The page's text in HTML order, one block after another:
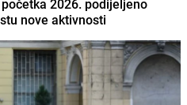
2026. podijeljeno
nove aktivnosti